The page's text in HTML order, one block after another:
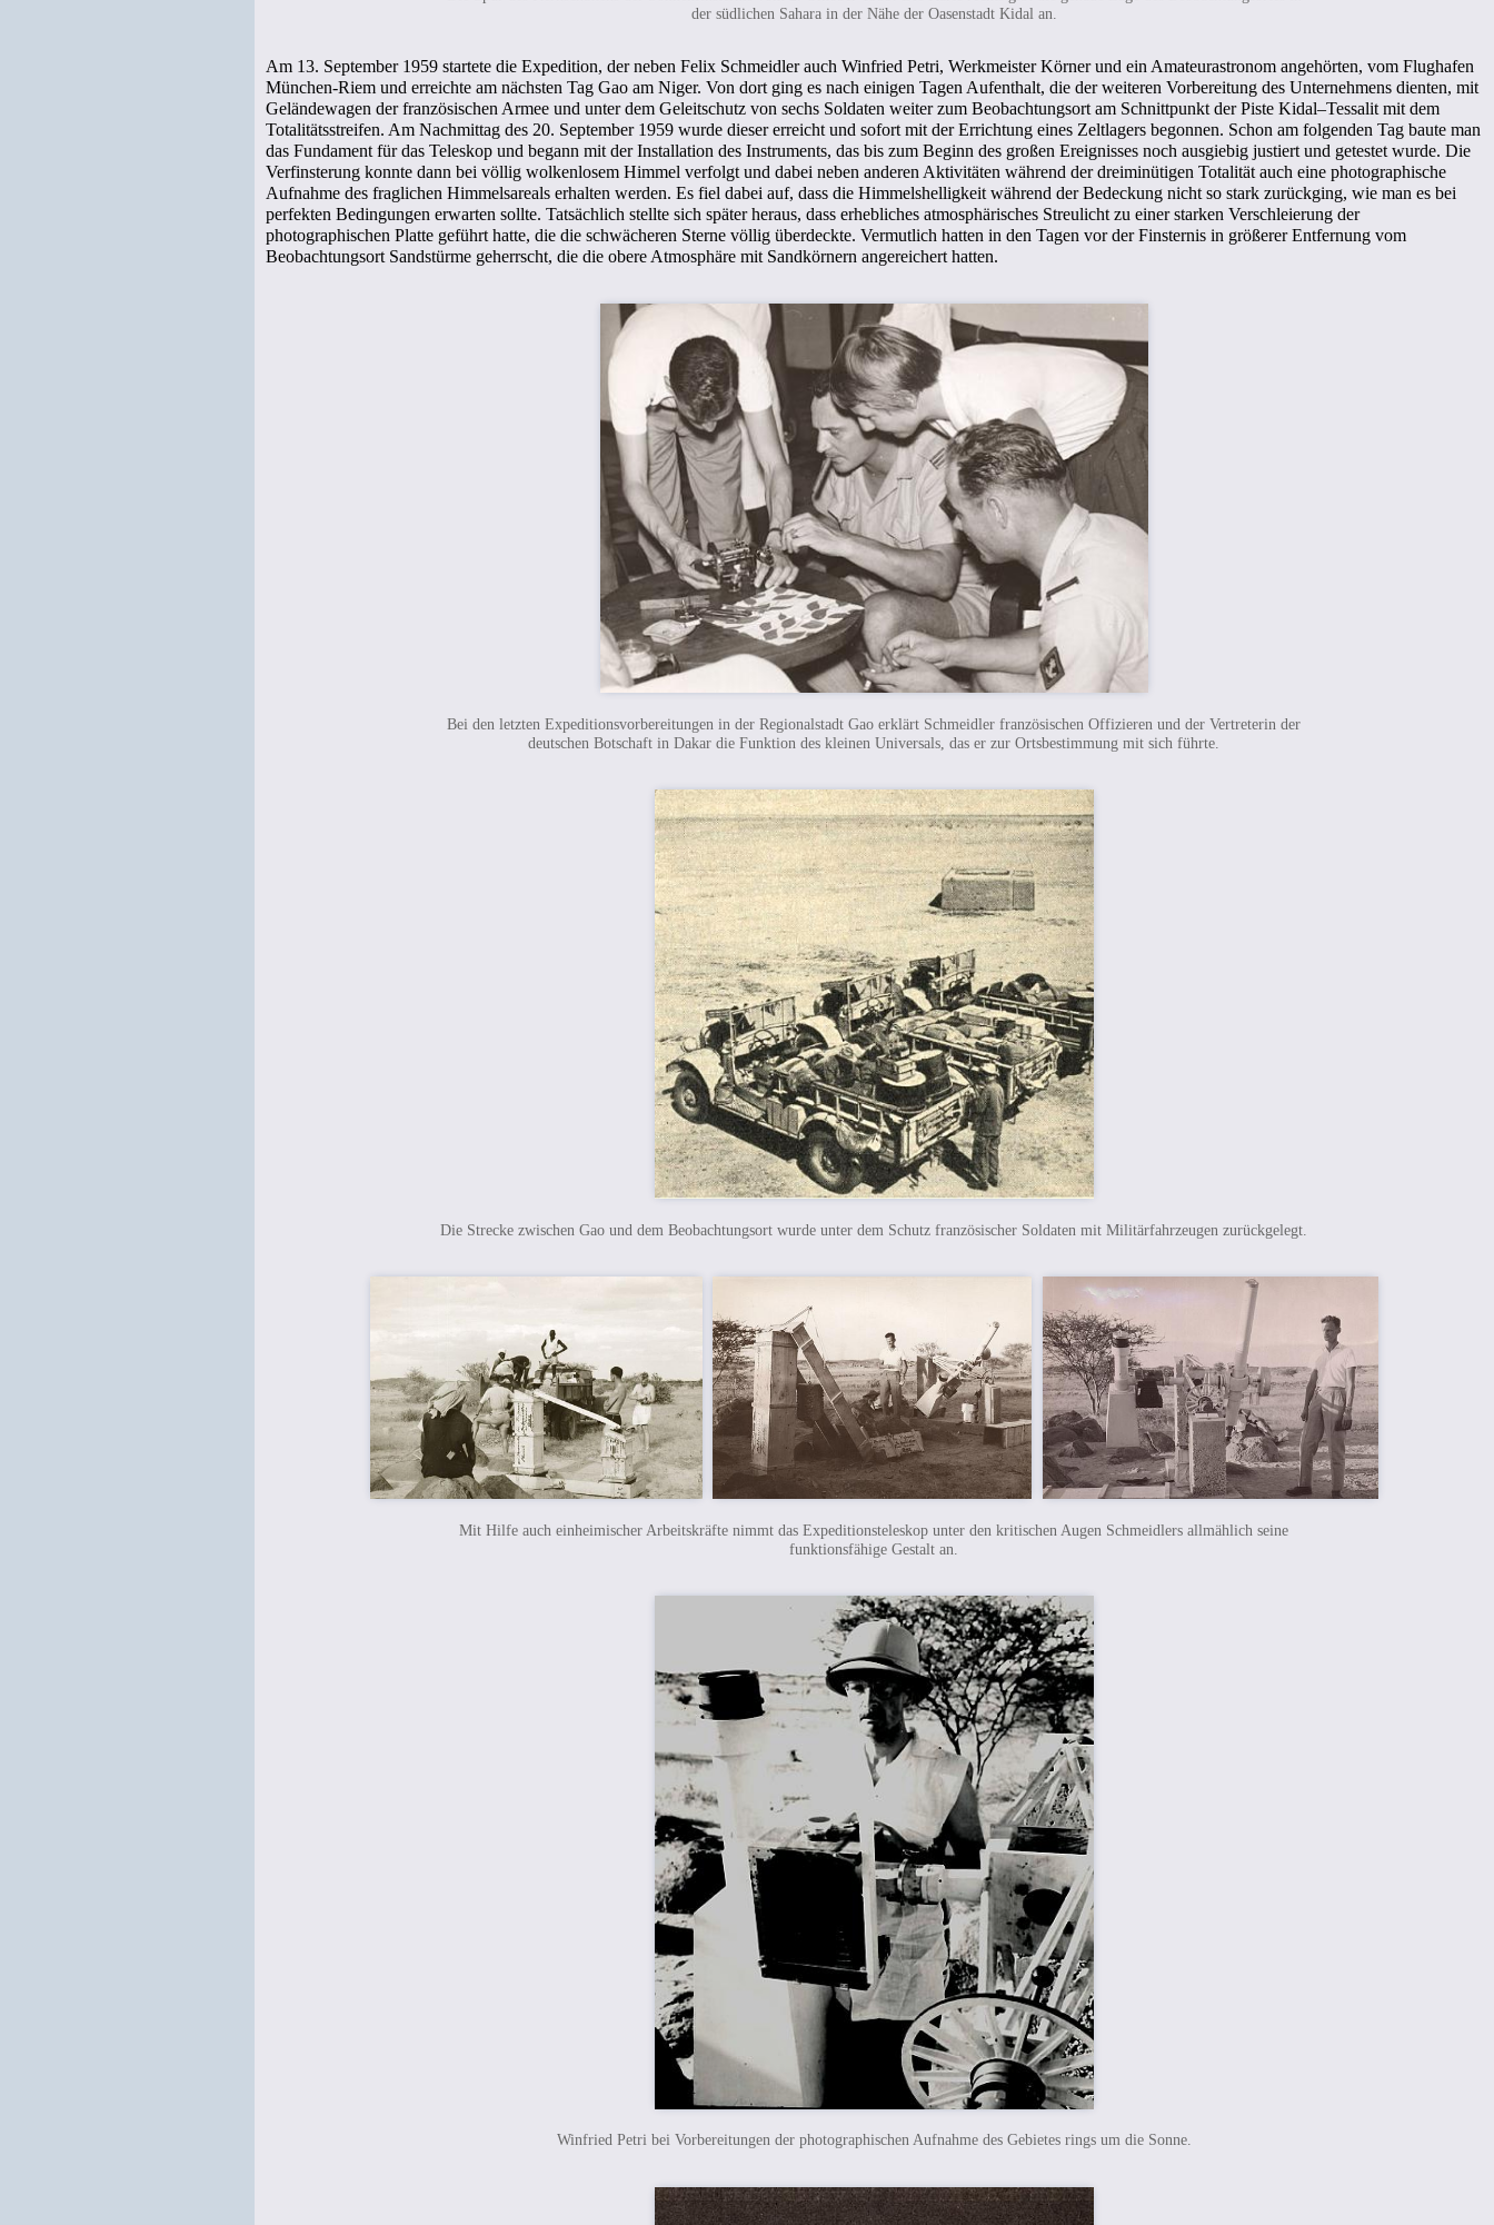
der südlichen Sahara in der Nähe der Oasenstadt Kidal an.
Am 13. September 1959 startete die Expedition, der neben Felix Schmeidler auch Winfried Petri, Werkmeister Körner und ein Amateurastronom angehörten, vom Flughafen
München-Riem und erreichte am nächsten Tag Gao am Niger. Von dort ging es nach einigen Tagen Aufenthalt, die der weiteren Vorbereitung des Unternehmens dienten, mit
Geländewagen der französischen Armee und unter dem Geleitschutz von sechs Soldaten weiter zum Beobachtungsort am Schnittpunkt der Piste Kidal–Tessalit mit dem
Totalitätsstreifen. Am Nachmittag des 20. September 1959 wurde dieser erreicht und sofort mit der Errichtung eines Zeltlagers begonnen. Schon am folgenden Tag baute man
das Fundament für das Teleskop und begann mit der Installation des Instruments, das bis zum Beginn des großen Ereignisses noch ausgiebig justiert und getestet wurde. Die
Verfinsterung konnte dann bei völlig wolkenlosem Himmel verfolgt und dabei neben anderen Aktivitäten während der dreiminütigen Totalität auch eine photographische
Aufnahme des fraglichen Himmelsareals erhalten werden. Es fiel dabei auf, dass die Himmelshelligkeit während der Bedeckung nicht so stark zurückging, wie man es bei
perfekten Bedingungen erwarten sollte. Tatsächlich stellte sich später heraus, dass erhebliches atmosphärisches Streulicht zu einer starken Verschleierung der
photographischen Platte geführt hatte, die die schwächeren Sterne völlig überdeckte. Vermutlich hatten in den Tagen vor der Finsternis in größerer Entfernung vom
Beobachtungsort Sandstürme geherrscht, die die obere Atmosphäre mit Sandkörnern angereichert hatten.
Bei den letzten Expeditionsvorbereitungen in der Regionalstadt Gao erklärt Schmeidler französischen Offizieren und der Vertreterin der
deutschen Botschaft in Dakar die Funktion des kleinen Universals, das er zur Ortsbestimmung mit sich führte.
Die Strecke zwischen Gao und dem Beobachtungsort wurde unter dem Schutz französischer Soldaten mit Militärfahrzeugen zurückgelegt.
Mit Hilfe auch einheimischer Arbeitskräfte nimmt das Expeditionsteleskop unter den kritischen Augen Schmeidlers allmählich seine
funktionsfähige Gestalt an.
Winfried Petri bei Vorbereitungen der photographischen Aufnahme des Gebietes rings um die Sonne.